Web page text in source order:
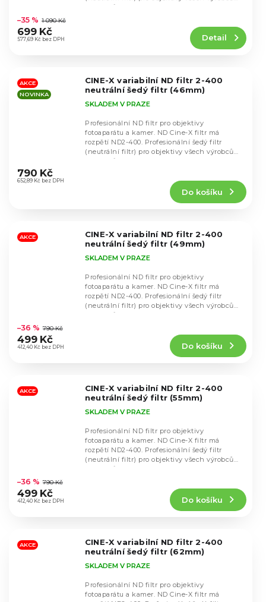
hodnocení
produktu
je
hvězdiček.
577,69 Kč bez DPH
–35 % 1 090 Kč
699 Kč Detail
objektivů s...
AKCE
NOVINKA
CINE-X variabilní ND filtr 2-400
neutrální šedý filtr (46mm)
hodnocení
produktu
hvězdiček.
SKLADEM V PRAZE
652,89 Kč bez DPH
790 Kč
Do košíku
Profesionální ND filtr pro objektivy
fotoaparátu a kamer. ND Cine-X filtr má
rozpětí ND2-400. Profesionální šedý filtr
(neutrální filtr) pro objektivy všech výrobců
objektivů s...
AKCE
CINE-X variabilní ND filtr 2-400
neutrální šedý filtr (49mm)
hodnocení
produktu
je
hvězdiček.
SKLADEM V PRAZE
412,40 Kč bez DPH
–36 % 790 Kč
499 Kč
Do košíku
Profesionální ND filtr pro objektivy
fotoaparátu a kamer. ND Cine-X filtr má
rozpětí ND2-400. Profesionální šedý filtr
(neutrální filtr) pro objektivy všech výrobců
objektivů s...
AKCE
CINE-X variabilní ND filtr 2-400
neutrální šedý filtr (55mm)
hodnocení
produktu
je
hvězdiček.
SKLADEM V PRAZE
412,40 Kč bez DPH
–36 % 790 Kč
499 Kč
Do košíku
Profesionální ND filtr pro objektivy
fotoaparátu a kamer. ND Cine-X filtr má
rozpětí ND2-400. Profesionální šedý filtr
(neutrální filtr) pro objektivy všech výrobců
objektivů s...
AKCE
CINE-X variabilní ND filtr 2-400
neutrální šedý filtr (62mm)
SKLADEM V PRAZE
Profesionální ND filtr pro objektivy
fotoaparátu a kamer. ND Cine-X filtr má